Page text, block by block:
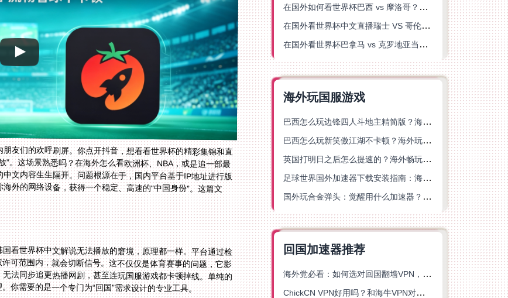
友们的欢呼刷屏。你点开抖音，想看看世界杯的精彩集锦和直
”。这场景熟悉吗？在海外怎么看欧洲杯、NBA，或是追一部最
文内容生生隔开。问题根源在于，国内平台基于IP地址进行版
外的网络设备，获得一个稳定、高速的“中国身份”。这篇文
看世界杯中文解说无法播放的窘境，原理都一样。平台通过检
。一旦发现你不在版权许可范围内，就会切断信号。这不仅仅是体育赛事的问题，它影
家乡卫视的春晚直播，无法同步追更热播网剧，甚至连玩国服游戏都卡顿掉线。单纯的
你需要的是一个专门为“回国”需求设计的专业工具。
在国外如何看世界杯巴西 vs 摩洛哥？海外党专属体育观赛指南来了
在国外看世界杯中文直播瑞士 VS 哥伦比亚当前地区不可播放？这篇指南帮你搞定
在国外看世界杯巴拿马 vs 克罗地亚当前地区不可播放？这篇指南帮你轻松解决海外体育直播难题
海外玩国服游戏
巴西怎么玩边锋四人斗地主精简版？海外游戏党的加速器终极选择
巴西怎么玩新笑傲江湖不卡顿？海外玩家国服游戏加速终极指南（附猫和老鼠一梦江湖实测）
英国打明日之后怎么提速的？海外畅玩国服游戏终极指南
足球世界国外加速器下载安装指南：海外党畅玩国服游戏的终极解决方案
国外玩合金弹头：觉醒用什么加速器？一份写给海外游子的畅玩指南
回国加速器推荐
海外党必看：如何选对回国翻墙VPN，无缝解锁国内资源？
ChickCN VPN好用吗？和海牛VPN对比哪个回国效果更好？